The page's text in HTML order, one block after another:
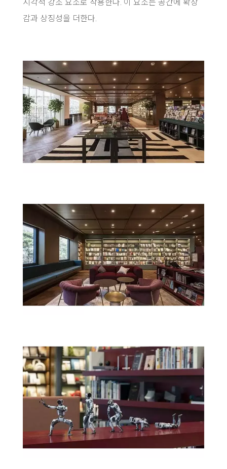
시각적 강조 요소로 작용한다. 이 요소는 공간에 확장
감과 상징성을 더한다.